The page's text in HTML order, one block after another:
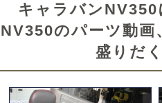
キャラバンNV350
NV350のパーツ動画
盛りだ